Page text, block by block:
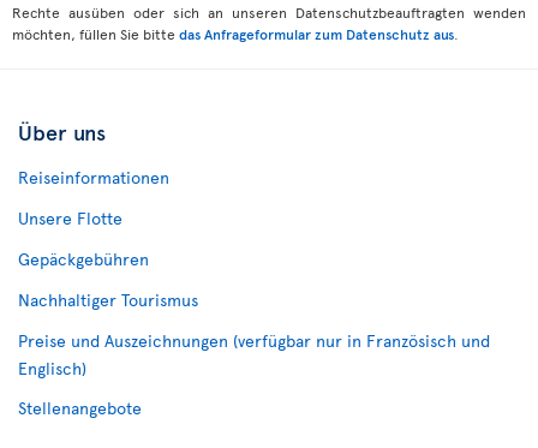
Rechte ausüben oder sich an unseren Datenschutzbeauftragten wenden
möchten, füllen Sie bitte das Anfrageformular zum Datenschutz aus
Über uns
Reiseinformationen
Unsere Flotte
Gepäckgebühren
Nachhaltiger Tourismus
Preise und Auszeichnungen (verfügbar nur in Französisch und
Englisch)
Stellenangebote